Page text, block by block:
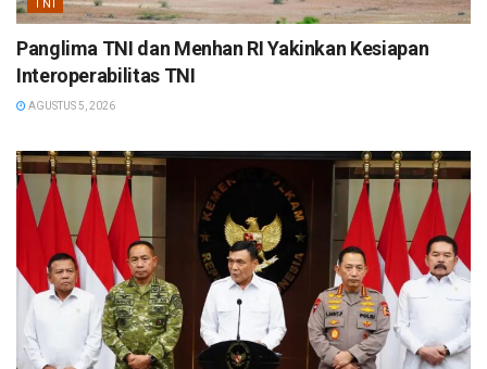
TNI
Panglima TNI dan Menhan RI Yakinkan Kesiapan
Interoperabilitas TNI
AGUSTUS 5, 2026